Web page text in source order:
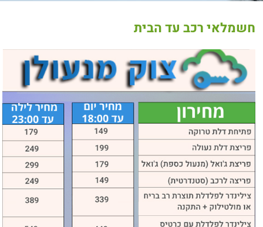
חשמלאי רכב עד הבית